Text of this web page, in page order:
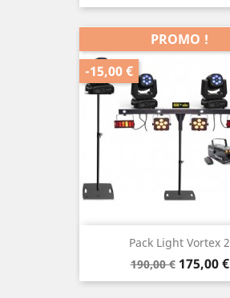
Pack Light Vortex 2
Prix
de
190,00 € Prix
175,00 €
PROMO !
-15,00 €